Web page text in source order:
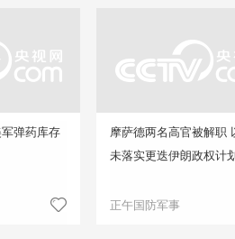
弹药库存
摩萨德两名高官被解职
未落实更迭伊朗政权计
正午国防军事